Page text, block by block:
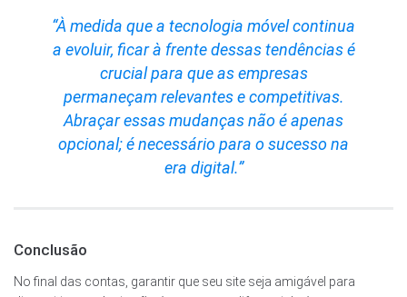
“À medida que a tecnologia móvel continua
a evoluir, ficar à frente dessas tendências é
crucial para que as empresas
permaneçam relevantes e competitivas.
Abraçar essas mudanças não é apenas
opcional; é necessário para o sucesso na
era digital.”
Conclusão
No final das contas, garantir que seu site seja amigável para